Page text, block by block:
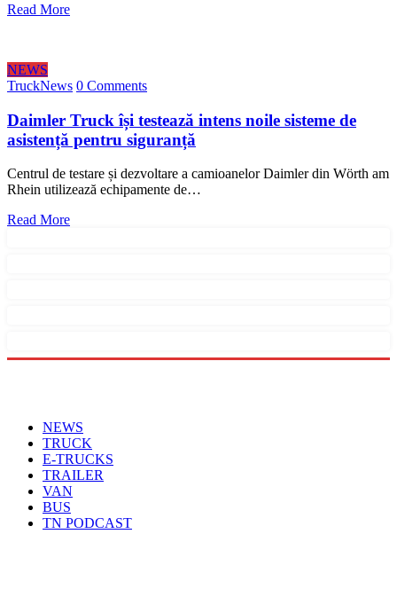
Read More
NEWS
TruckNews 0 Comments
Daimler Truck își testează intens noile sisteme de
asistență pentru siguranță
Centrul de testare și dezvoltare a camioanelor Daimler din Wörth am
Rhein utilizează echipamente de…
Read More
NEWS
TRUCK
E-TRUCKS
TRAILER
VAN
BUS
TN PODCAST